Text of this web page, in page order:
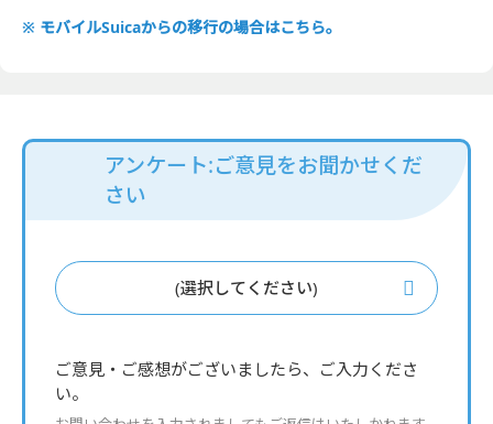
※ モバイルSuicaからの移行の場合はこちら。
アンケート:ご意見をお聞かせくだ
さい
(選択してください)
ご意見・ご感想がございましたら、ご入力くださ
い。